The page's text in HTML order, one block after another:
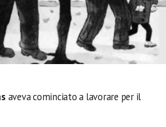
aveva cominciato a lavorare per il